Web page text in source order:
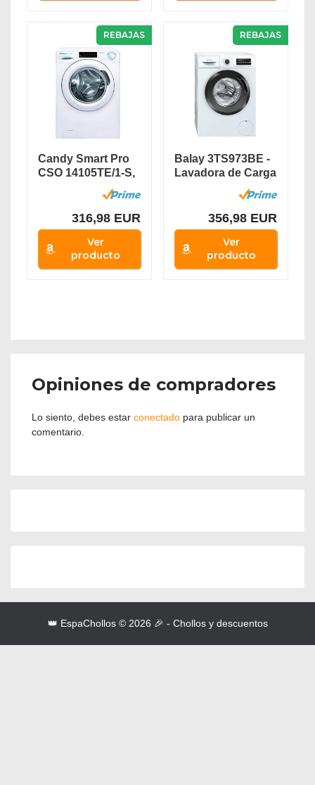
REBAJAS
Candy Smart Pro
CSO 14105TE/1-S,
Lavadora 10 kg,...
316,98 EUR
Ver
producto
REBAJAS
Balay 3TS973BE -
Lavadora de Carga
Frontal, Libre...
356,98 EUR
Ver
producto
Opiniones de compradores
Lo siento, debes estar conectado para publicar un
comentario.
👑 EspaChollos © 2026 🎉 - Chollos y descuentos